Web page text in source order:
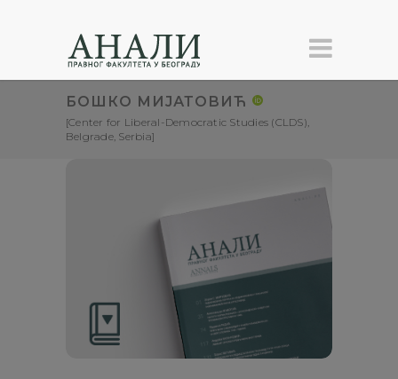
БОШКО МИЈАТОВИЋ
[Center for Liberal-Democratic Studies (CLDS),
Belgrade, Serbia]